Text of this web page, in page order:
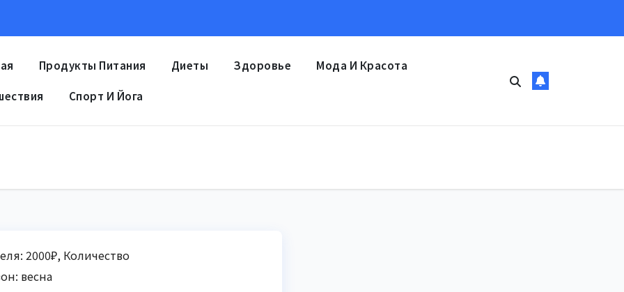
Продукты Питания Диеты Здоровье Мода И Красота
Спорт И Йога
2000₽, Количество
весна